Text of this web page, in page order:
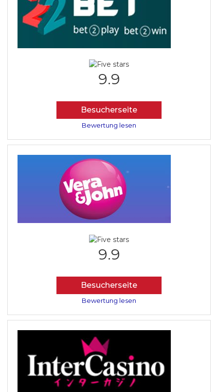
9.9
Besucherseite
Bewertung lesen
9.9
Besucherseite
Bewertung lesen